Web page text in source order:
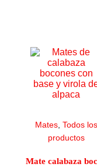
Mates, Todos los
productos
Mate calabaza